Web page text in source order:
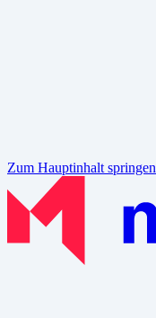
Zum Hauptinhalt springen